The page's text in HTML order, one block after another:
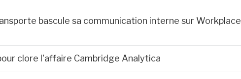
bascule sa communication interne sur Workplace
clore l'affaire Cambridge Analytica